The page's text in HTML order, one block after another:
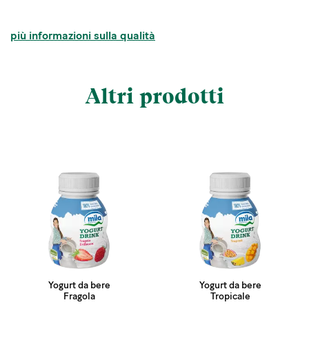
più informazioni sulla qualità
Altri prodotti
Yogurt da bere
Fragola
Yogurt da bere
Tropicale